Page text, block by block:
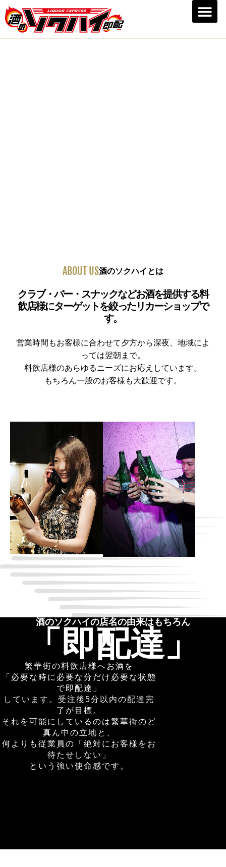
ABOUT US酒のソクハイとは
クラブ・バー・スナックなどお酒を提供する料
飲店様にターゲットを絞ったリカーショップで
す。
営業時間もお客様に合わせて夕方から深夜、地域によ
っては翌朝まで。
料飲店様のあらゆるニーズにお応えしています。
もちろん一般のお客様も大歓迎です。
酒のソクハイの店名の由来はもちろん
「即配達」
繁華街の料飲店様へお酒を
「必要な時に必要な分だけ必要な状態
で即配達」
しています。受注後5分以内の配達完
了が目標。
それを可能にしているのは繁華街のど
真ん中の立地と、
何よりも従業員の「絶対にお客様をお
待たせしない」
という強い使命感です。